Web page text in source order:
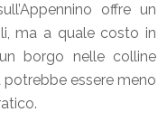
offre un
ma a quale costo in
borgo nelle colline
essere meno